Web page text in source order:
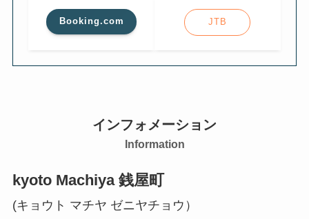
Booking.com JTB
インフォメーション
Information
kyoto Machiya 銭屋町
(キョウト マチヤ ゼニヤチョウ）